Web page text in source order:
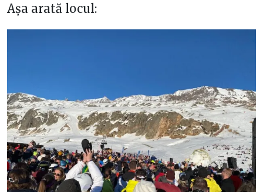
Așa arată locul: